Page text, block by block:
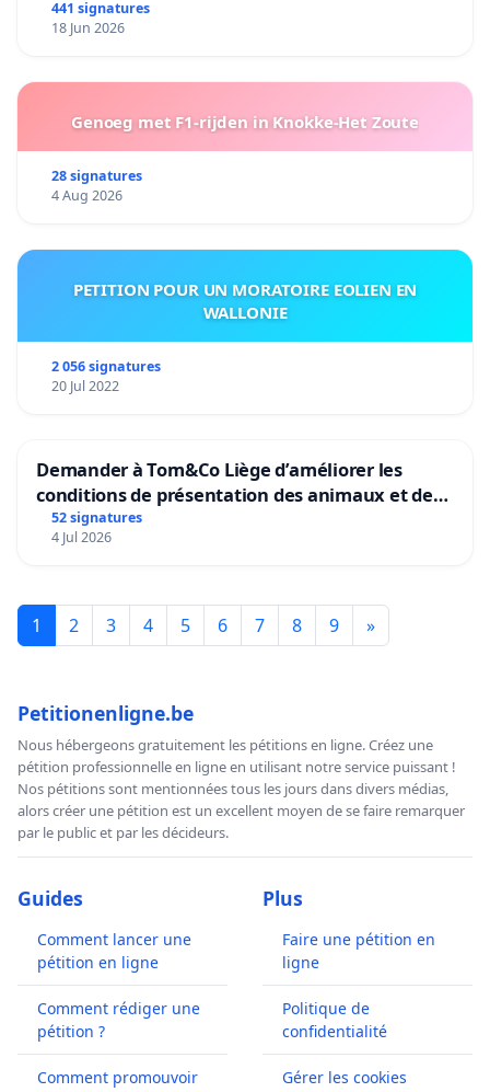
441 signatures
18 Jun 2026
Genoeg met F1-rijden in Knokke-Het Zoute
28 signatures
4 Aug 2026
PETITION POUR UN MORATOIRE EOLIEN EN
WALLONIE
2 056 signatures
20 Jul 2022
Demander à Tom&Co Liège d’améliorer les
conditions de présentation des animaux et de
mettre fin à la vente d’animaux en magasin
52 signatures
4 Jul 2026
1 2 3 4 5 6 7 8 9 »
Petitionenligne.be
Nous hébergeons gratuitement les pétitions en ligne. Créez une
pétition professionnelle en ligne en utilisant notre service puissant !
Nos pétitions sont mentionnées tous les jours dans divers médias,
alors créer une pétition est un excellent moyen de se faire remarquer
par le public et par les décideurs.
Guides
Comment lancer une
pétition en ligne
Comment rédiger une
pétition ?
Comment promouvoir
Plus
Faire une pétition en
ligne
Politique de
confidentialité
Gérer les cookies